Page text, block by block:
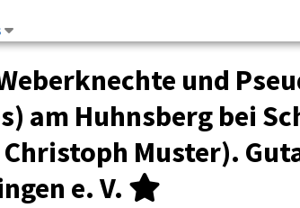
und
am Huhnsberg bei
Muster).
e. V.